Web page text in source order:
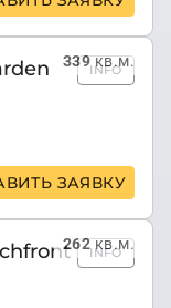
339кв.м.
INFO
ЗАЯВКУ
262кв.м.
INFO